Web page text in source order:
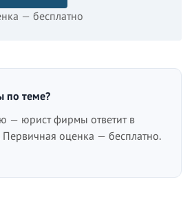
— бесплатно
по теме?
— юрист фирмы ответит в
Первичная оценка — бесплатно.